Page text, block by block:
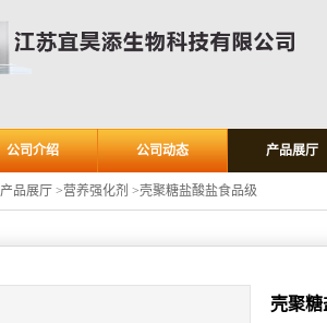
公司介绍 公司动态 产品展厅
产品展厅 >营养强化剂 >壳聚糖盐酸盐食品级
壳聚